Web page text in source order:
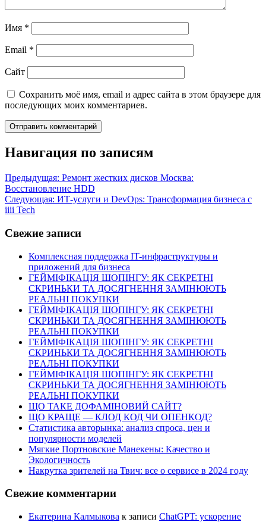
Имя *
Email *
Сайт
Сохранить моё имя, email и адрес сайта в этом браузере для
последующих моих комментариев.
Навигация по записям
Предыдущая: Ремонт жестких дисков Москва:
Восстановление HDD
Следующая: ИТ-услуги и DevOps: Трансформация бизнеса с
iiii Tech
Свежие записи
Комплексная поддержка IT-инфраструктуры и
приложений для бизнеса
ГЕЙМІФІКАЦІЯ ШОПІНГУ: ЯК СЕКРЕТНІ
СКРИНЬКИ ТА ДОСЯГНЕННЯ ЗАМІНЮЮТЬ
РЕАЛЬНІ ПОКУПКИ
ГЕЙМІФІКАЦІЯ ШОПІНГУ: ЯК СЕКРЕТНІ
СКРИНЬКИ ТА ДОСЯГНЕННЯ ЗАМІНЮЮТЬ
РЕАЛЬНІ ПОКУПКИ
ГЕЙМІФІКАЦІЯ ШОПІНГУ: ЯК СЕКРЕТНІ
СКРИНЬКИ ТА ДОСЯГНЕННЯ ЗАМІНЮЮТЬ
РЕАЛЬНІ ПОКУПКИ
ГЕЙМІФІКАЦІЯ ШОПІНГУ: ЯК СЕКРЕТНІ
СКРИНЬКИ ТА ДОСЯГНЕННЯ ЗАМІНЮЮТЬ
РЕАЛЬНІ ПОКУПКИ
ЩО ТАКЕ ДОФАМІНОВИЙ САЙТ?
ЩО КРАЩЕ — КЛОД КОД ЧИ ОПЕНКОД?
Статистика авторынка: анализ спроса, цен и
популярности моделей
Мягкие Портновские Манекены: Качество и
Экологичность
Накрутка зрителей на Твич: все о сервисе в 2024 году
Свежие комментарии
Екатерина Калмыкова к записи ChatGPT: ускорение